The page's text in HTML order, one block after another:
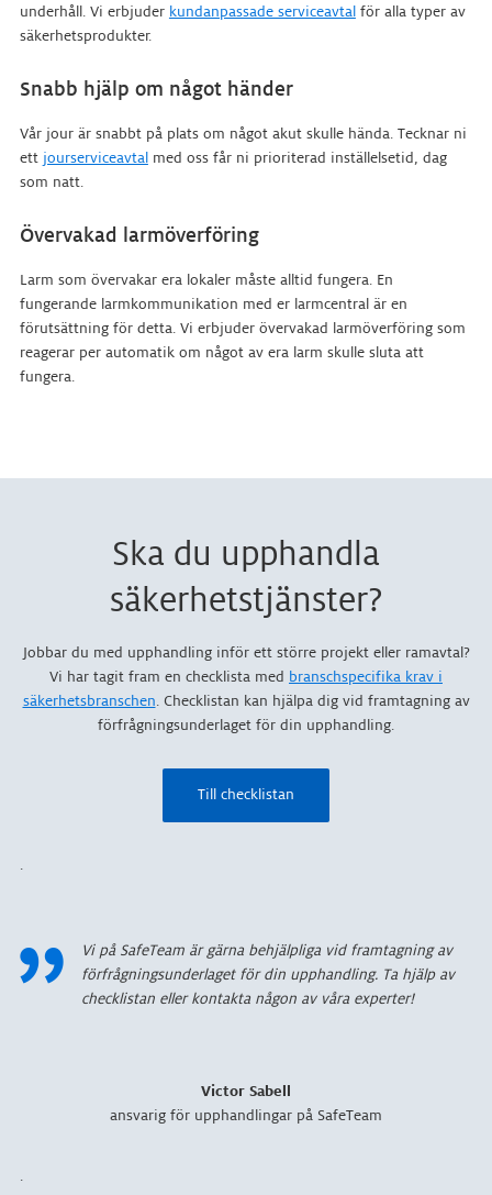
underhåll. Vi erbjuder kundanpassade serviceavtalför alla typer av
säkerhetsprodukter.
Snabb hjälp om något händer
Vår jour är snabbt på plats om något akut skulle hända. Tecknar ni
ett jourserviceavtalmed oss får ni prioriterad inställelsetid, dag
som natt.
Övervakad larmöverföring
Larm som övervakar era lokaler måste alltid fungera. En
fungerande larmkommunikation med er larmcentral är en
förutsättning för detta. Vi erbjuder övervakad larmöverföring som
reagerar per automatik om något av era larm skulle sluta att
fungera.
Ska du upphandla
säkerhetstjänster?
Jobbar du med upphandling inför ett större projekt eller ramavtal?
Vi har tagit fram en checklista med branschspecifika krav i
säkerhetsbranschen. Checklistan kan hjälpa dig vid framtagning av
förfrågningsunderlaget för din upphandling.
Till checklistan
.
Vi på SafeTeam är gärna behjälpliga vid framtagning av
förfrågningsunderlaget för din upphandling. Ta hjälp av
checklistan eller kontakta någon av våra experter!
Victor Sabell
ansvarig för upphandlingar på SafeTeam
.